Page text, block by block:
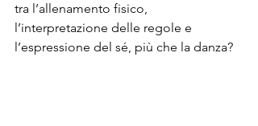
tra l’allenamento fisico,
l’interpretazione delle regole e
l’espressione del sé, più che la danza?